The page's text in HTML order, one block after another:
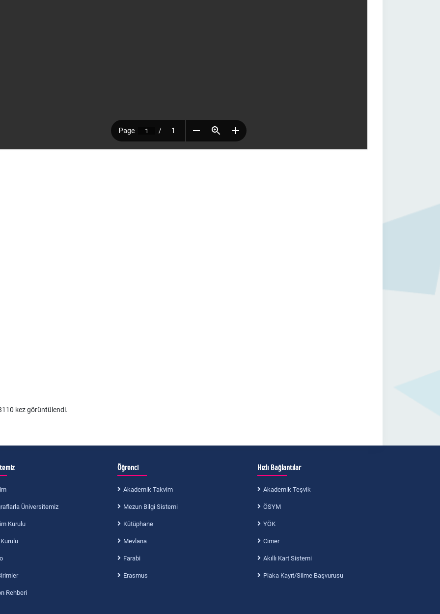
kez görüntülendi.
Üniversitemiz
Kurulu
Rehberi
Öğrenci
Akademik Takvim
Mezun Bilgi Sistemi
Kütüphane
Mevlana
Farabi
Erasmus
Hızlı Bağlantılar
Akademik Teşvik
ÖSYM
YÖK
Cimer
Akıllı Kart Sistemi
Plaka Kayıt/Silme Başvurusu